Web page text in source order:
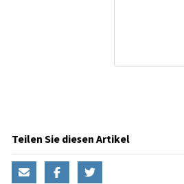
Teilen Sie diesen Artikel